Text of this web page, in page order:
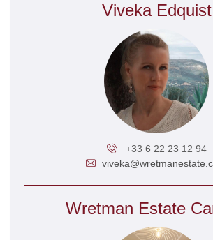
Viveka Edquist
+33 6 22 23 12 94
Wretman Estate